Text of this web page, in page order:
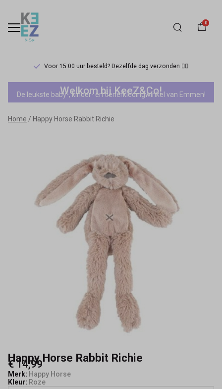
0
Voor 15:00 uur besteld? Dezelfde dag verzonden 🏃‍♀️
Happy
Horse
Rabbit
Keez&Co
Welkom bij KeeZ&Co!
De leukste baby-, kinder- en tienerkledingwinkel van Emmen!
Home Happy Horse Rabbit Richie
Happy Horse Rabbit Richie
€ 14,99
Merk: Happy Horse
Kleur: Roze